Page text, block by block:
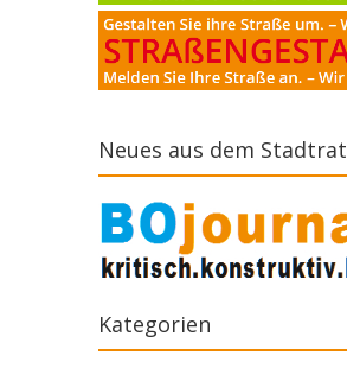
Neues aus dem Stadtrat
Kategorien